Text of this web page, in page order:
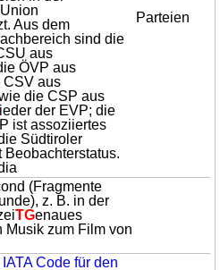
Aus dem
sind die
aus
ÖVP aus
CSV aus
die CSP aus
lieder der EVP; die
ist assoziiertes
Südtiroler
Beobachterstatus.
Parteien
(Fragmente
z. B. in der
TGenaues
Musik zum Film von
Code für den